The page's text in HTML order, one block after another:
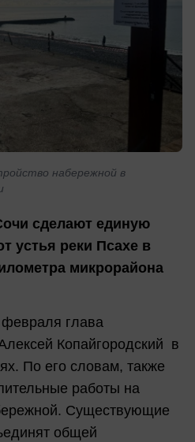
набережной в
сделают единую
устья реки Псахе в
микрорайона
глава
Копайгородский в
По его словам, также
работы на
Существующие
общей